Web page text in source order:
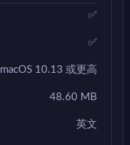
✅
✅
macOS 10.13 或更高
48.60 MB
英文